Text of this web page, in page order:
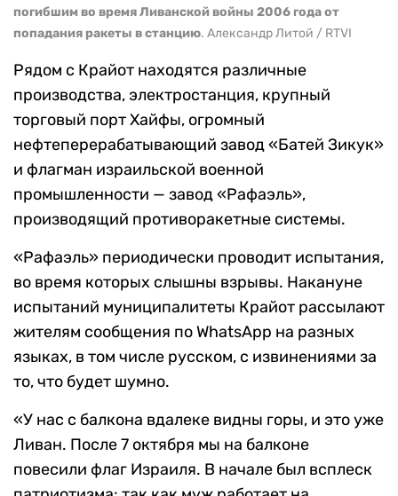
погибшим во время Ливанской войны 2006 года от
попадания ракеты в станцию. Александр Литой / RTVI
Рядом с Крайот находятся различные
производства, электростанция, крупный
торговый порт Хайфы, огромный
нефтеперерабатывающий завод «Батей Зикук»
и флагман израильской военной
промышленности — завод «Рафаэль»,
производящий противоракетные системы.
«Рафаэль» периодически проводит испытания,
во время которых слышны взрывы. Накануне
испытаний муниципалитеты Крайот рассылают
жителям сообщения по WhatsApp на разных
языках, в том числе русском, с извинениями за
то, что будет шумно.
«У нас с балкона вдалеке видны горы, и это уже
Ливан. После 7 октября мы на балконе
повесили флаг Израиля. В начале был всплеск